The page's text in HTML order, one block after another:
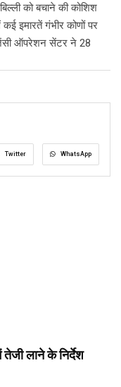
को बचाने की कोशिश
इमारतें गंभीर कोणों पर
ऑपरेशन सेंटर ने 28
Twitter WhatsApp
तेजी लाने के निर्देश